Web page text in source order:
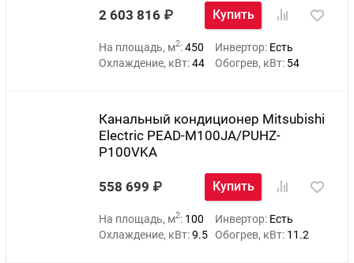
2 603 816 Купить
На площадь, м2:450 Инвертор: Есть
Охлаждение, кВт:44 Обогрев, кВт: 54
Канальный кондиционер Mitsubishi
Electric PEAD-M100JA/PUHZ-
P100VKA
558 699 Купить
На площадь, м2: 100 Инвертор: Есть
Охлаждение, кВт:9.5 Обогрев, кВт: 11.2